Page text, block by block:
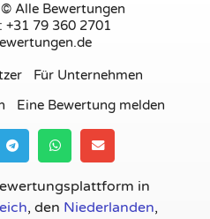
Alle Bewertungen
+31 79 360 2701
Für Unternehmen
Eine Bewertung melden
in
, den Niederlanden,